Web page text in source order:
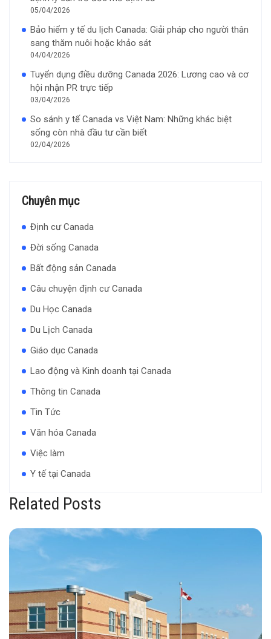
05/04/2026
Bảo hiểm y tế du lịch Canada: Giải pháp cho người thân
sang thăm nuôi hoặc khảo sát
04/04/2026
Tuyển dụng điều dưỡng Canada 2026: Lương cao và cơ
hội nhận PR trực tiếp
03/04/2026
So sánh y tế Canada vs Việt Nam: Những khác biệt
sống còn nhà đầu tư cần biết
02/04/2026
Chuyên mục
Định cư Canada
Đời sống Canada
Bất động sản Canada
Câu chuyện định cư Canada
Du Học Canada
Du Lịch Canada
Giáo dục Canada
Lao động và Kinh doanh tại Canada
Thông tin Canada
Tin Tức
Văn hóa Canada
Việc làm
Y tế tại Canada
Related Posts